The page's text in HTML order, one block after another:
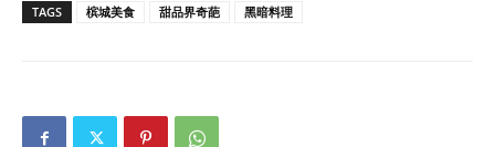
TAGS 槟城美食 甜品界奇葩 黑暗料理